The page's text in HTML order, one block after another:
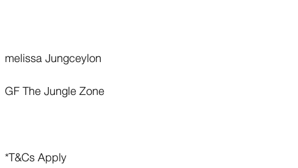
melissa Jungceylon
GF The Jungle Zone
*T&Cs Apply